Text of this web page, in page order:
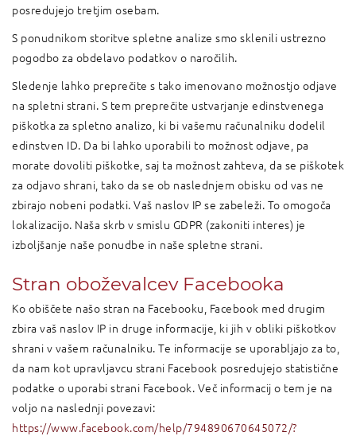
posredujejo tretjim osebam.
S ponudnikom storitve spletne analize smo sklenili ustrezno
pogodbo za obdelavo podatkov o naročilih.
Sledenje lahko preprečite s tako imenovano možnostjo odjave
na spletni strani. S tem preprečite ustvarjanje edinstvenega
piškotka za spletno analizo, ki bi vašemu računalniku dodelil
edinstven ID. Da bi lahko uporabili to možnost odjave, pa
morate dovoliti piškotke, saj ta možnost zahteva, da se piškotek
za odjavo shrani, tako da se ob naslednjem obisku od vas ne
zbirajo nobeni podatki. Vaš naslov IP se zabeleži. To omogoča
lokalizacijo. Naša skrb v smislu GDPR (zakoniti interes) je
izboljšanje naše ponudbe in naše spletne strani.
Stran oboževalcev Facebooka
Ko obiščete našo stran na Facebooku, Facebook med drugim
zbira vaš naslov IP in druge informacije, ki jih v obliki piškotkov
shrani v vašem računalniku. Te informacije se uporabljajo za to,
da nam kot upravljavcu strani Facebook posredujejo statistične
podatke o uporabi strani Facebook. Več informacij o tem je na
voljo na naslednji povezavi:
https://www.facebook.com/help/794890670645072/?